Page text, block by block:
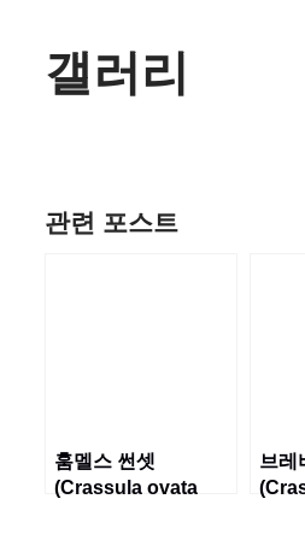
갤러리
관련 포스트
훔멜스 썬셋
(Crassula ovata
브레